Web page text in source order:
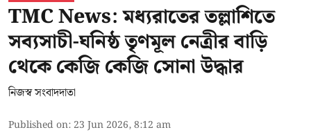
TMC News: মধ্যরাতের তল্লাশিতে
সব্যসাচী-ঘনিষ্ঠ তৃণমূল নেত্রীর বাড়ি
থেকে কেজি কেজি সোনা উদ্ধার
নিজস্ব সংবাদদাতা
Published on: 23 Jun 2026, 8:12 am